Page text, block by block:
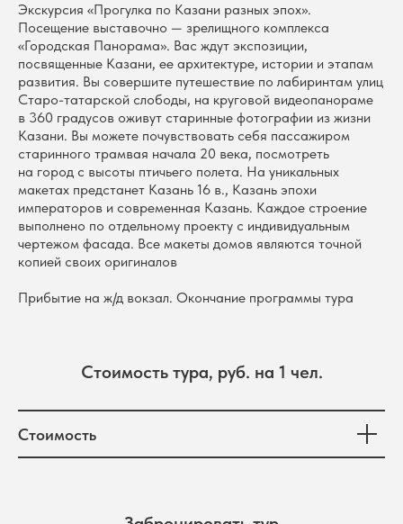
Экскурсия «Прогулка по Казани разных эпох».
Посещение выставочно — зрелищного комплекса
«Городская Панорама». Вас ждут экспозиции,
посвященные Казани, ее архитектуре, истории и этапам
развития. Вы совершите путешествие по лабиринтам улиц
Старо-татарской слободы, на круговой видеопанораме
в 360 градусов оживут старинные фотографии из жизни
Казани. Вы можете почувствовать себя пассажиром
старинного трамвая начала 20 века, посмотреть
на город с высоты птичьего полета. На уникальных
макетах предстанет Казань 16 в., Казань эпохи
императоров и современная Казань. Каждое строение
выполнено по отдельному проекту с индивидуальным
чертежом фасада. Все макеты домов являются точной
копией своих оригиналов
Прибытие на ж/д вокзал. Окончание программы тура
Стоимость тура, руб. на 1 чел.
Стоимость